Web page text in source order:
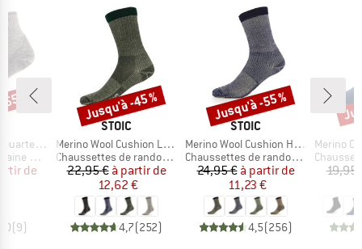
Socks
réduit
de
(9)
%
MARQUE
STOIC
Article
Merino Wool Cushion Light Socks
Product group
Chaussettes de randonnée
Prix
22,95 € Prix réduit
à partir de
12,62 €
4,7(252)
Remise
Jusqu'à -45 %
MARQUE
STOIC
Article
Merino Wool Cushion Heavy Socks
Product group
Chaussettes de randonnée
Prix
24,95 € Prix réduit
à partir de
11,23 €
4,5(256)
Remise
Jusqu'à -55 %
Article
Merino
Product
19,95